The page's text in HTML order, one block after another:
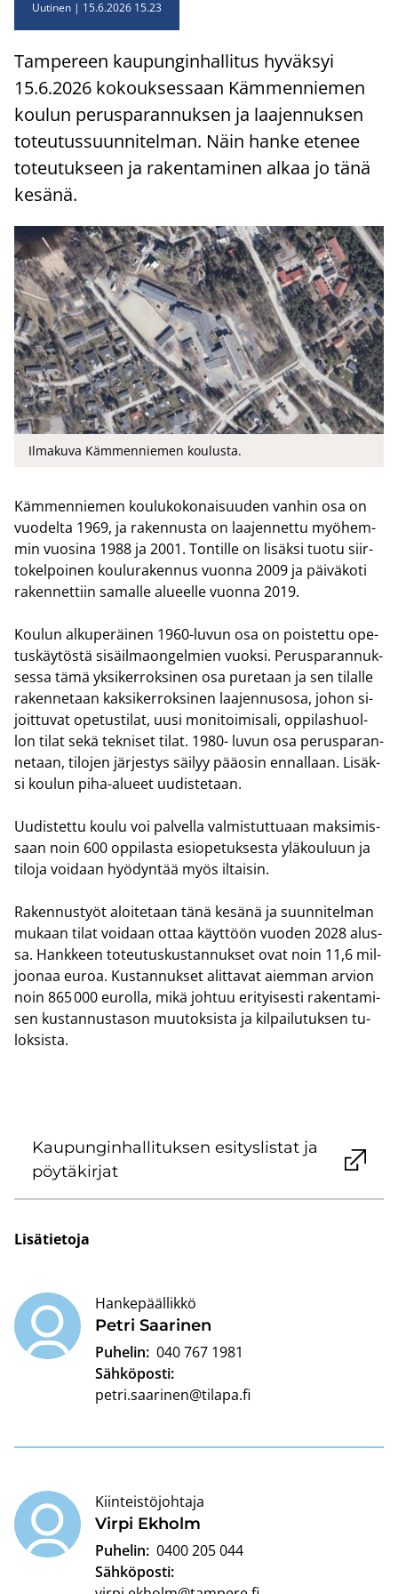
Uutinen 15.6.2026 15.23
Tam­pe­reen kau­pun­gin­hal­li­tus hy­väk­syi
15.6.2026 ko­kouk­ses­saan Käm­men­nie­men
kou­lun pe­rus­pa­ran­nuk­sen ja laa­jen­nuk­sen
to­teu­tus­suun­ni­tel­man. Näin hanke ete­nee
to­teu­tuk­seen ja ra­ken­ta­mi­nen alkaa jo tänä
ke­sä­nä.
Ilmakuva Kämmenniemen koulusta.
Käm­men­nie­men kou­lu­ko­ko­nai­suu­den van­hin osa on
vuo­del­ta 1969, ja ra­ken­nus­ta on laa­jen­net­tu myö­hem­
min vuo­si­na 1988 ja 2001. Ton­til­le on li­säk­si tuotu siir­
to­kel­poi­nen kou­lu­ra­ken­nus vuon­na 2009 ja päi­vä­ko­ti
ra­ken­net­tiin sa­mal­le alu­eel­le vuon­na 2019.
Kou­lun al­ku­pe­räi­nen 1960-​luvun osa on pois­tet­tu ope­
tus­käy­tös­tä si­säil­maon­gel­mien vuok­si. Pe­rus­pa­ran­nuk­
ses­sa tämä yk­si­ker­rok­si­nen osa pu­re­taan ja sen ti­lal­le
ra­ken­ne­taan kak­si­ker­rok­si­nen laa­jen­nus­osa, johon si­
joit­tu­vat ope­tus­ti­lat, uusi mo­ni­toi­mi­sa­li, op­pi­las­huol­
lon tilat sekä tek­ni­set tilat. 1980- luvun osa pe­rus­pa­ran­
ne­taan, ti­lo­jen jär­jes­tys säi­lyy pää­osin en­nal­laan. Li­säk­
si kou­lun piha-​alueet uu­dis­te­taan.
Uu­dis­tet­tu koulu voi pal­vel­la val­mis­tut­tu­aan mak­si­mis­
saan noin 600 op­pi­las­ta esio­pe­tuk­ses­ta ylä­kou­luun ja
ti­lo­ja voi­daan hyö­dyn­tää myös il­tai­sin.
Ra­ken­nus­työt aloi­te­taan tänä ke­sä­nä ja suun­ni­tel­man
mu­kaan tilat voi­daan ottaa käyt­töön vuo­den 2028 alus­
sa. Hank­keen to­teu­tus­kus­tan­nuk­set ovat noin 11,6 mil­
joo­naa euroa. Kus­tan­nuk­set alit­ta­vat ai­em­man ar­vion
noin 865 000 eu­rol­la, mikä joh­tuu eri­tyi­ses­ti ra­ken­ta­mi­
sen kus­tan­nus­ta­son muu­tok­sis­ta ja kil­pai­lu­tuk­sen tu­
lok­sis­ta.
Kau­pun­gin­hal­li­tuk­sen esi­tys­lis­tat ja
pöy­tä­kir­jat
Li­sä­tie­to­ja
Petri Saa­ri­nen
Hankepäällikkö
Puhelin: 040 767 1981
Sähköposti:
petri.saarinen@tilapa.fi
Virpi Ek­holm
Kiinteistöjohtaja
Puhelin: 0400 205 044
Sähköposti: